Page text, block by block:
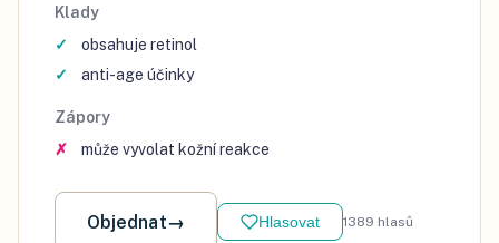
Klady
obsahuje retinol
anti-age účinky
Zápory
může vyvolat kožní reakce
Objednat→ Hlasovat 1389 hlasů